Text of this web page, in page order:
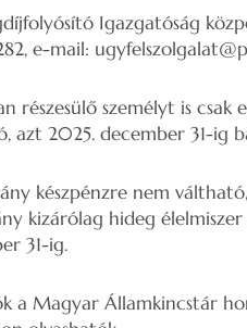
Igazgatóság
e-mail:
részesülő személyt is
azt 2025. december 31-ig
készpénzre nem
kizárólag hideg
31-ig.
a Magyar Államkincstár